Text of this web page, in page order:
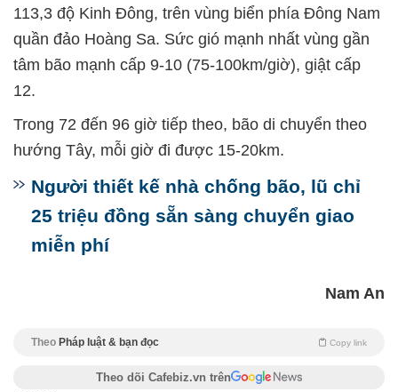
113,3 độ Kinh Đông, trên vùng biển phía Đông Nam
quần đảo Hoàng Sa. Sức gió mạnh nhất vùng gần
tâm bão mạnh cấp 9-10 (75-100km/giờ), giật cấp
12.
Trong 72 đến 96 giờ tiếp theo, bão di chuyển theo
hướng Tây, mỗi giờ đi được 15-20km.
Người thiết kế nhà chống bão, lũ chỉ
25 triệu đồng sẵn sàng chuyển giao
miễn phí
Nam An
Theo Pháp luật & bạn đọc Copy link
Theo dõi Cafebiz.vn trên